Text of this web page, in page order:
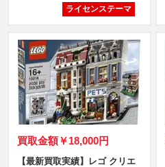
ライセンステーマ
買取金額￥18,000円
【最新買取実績】レゴ クリエ